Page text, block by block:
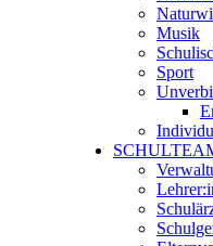
Musik
Sport